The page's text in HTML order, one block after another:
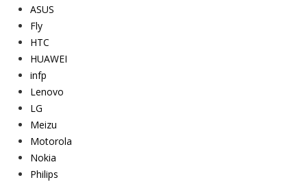
ASUS
Fly
HTC
HUAWEI
infp
Lenovo
LG
Meizu
Motorola
Nokia
Philips